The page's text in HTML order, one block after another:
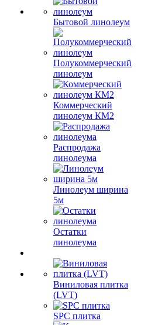
Бытовой линолеум
Полукоммерческий
линолеум
Коммерческий
линолеум КМ2
Распродажа
линолеума
Линолеум ширина
5м
Остатки
линолеума
Виниловая плитка
(LVT)
SPC плитка